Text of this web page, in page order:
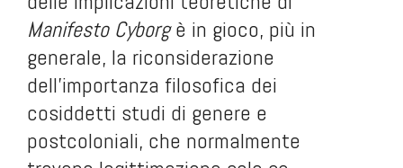
Manifesto Cyborgè in gioco, più in
generale, la riconsiderazione
dell’importanza filosofica dei
cosiddetti studi di genere e
postcoloniali, che normalmente